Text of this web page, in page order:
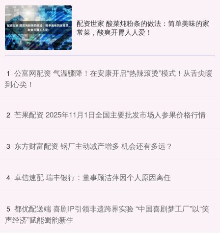
配资世家 酸菜炖粉条的做法：简单美味的家
常菜，酸爽开胃人人爱！
1 ​公富网配资 气温骤降！在安康开启“热辣滚烫”模式！从舌尖暖
到心尖！
2 ​芒果配资 2025年11月1日全国主要批发市场人参果价格行情
3 ​东方财富配资 钢厂主动减产增多 机会还有多远？
4 ​卓信速配 瑞丰银行：董事顾洁萍因个人原因离任
5 ​都优配送端 喜剧IP引领非遗跨界实验 “中国喜剧梦工厂”以“笑
声经济”赋能蜀韵新生